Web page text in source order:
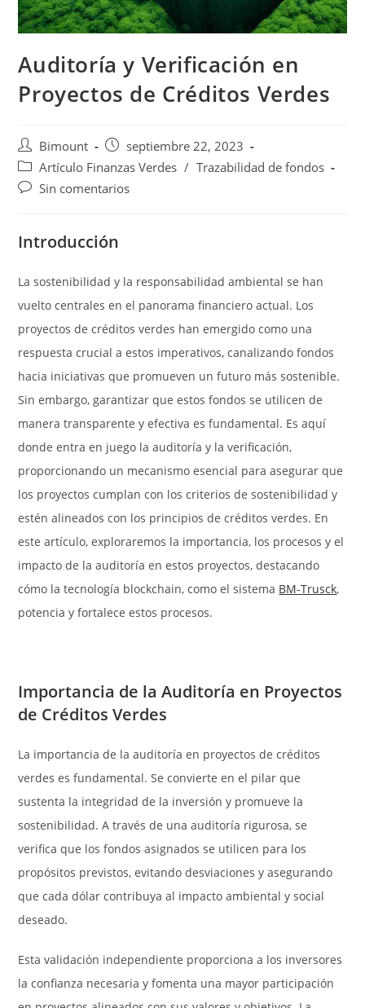
Auditoría y Verificación en
Proyectos de Créditos Verdes
Autor
de
la
entrada:
Bimount
Publicación
de
entrada:
septiembre 22, 2023
Categoría
de
Artículo Finanzas Verdes / Trazabilidad de fondos
Comentarios
entrada:
Sin comentarios
Introducción
La sostenibilidad y la responsabilidad ambiental se han
vuelto centrales en el panorama financiero actual. Los
proyectos de créditos verdes han emergido como una
respuesta crucial a estos imperativos, canalizando fondos
hacia iniciativas que promueven un futuro más sostenible.
Sin embargo, garantizar que estos fondos se utilicen de
manera transparente y efectiva es fundamental. Es aquí
donde entra en juego la auditoría y la verificación,
proporcionando un mecanismo esencial para asegurar que
los proyectos cumplan con los criterios de sostenibilidad y
estén alineados con los principios de créditos verdes. En
este artículo, exploraremos la importancia, los procesos y el
impacto de la auditoría en estos proyectos, destacando
cómo la tecnología blockchain, como el sistema BM-Trusck,
potencia y fortalece estos procesos.
Importancia de la Auditoría en Proyectos
de Créditos Verdes
La importancia de la auditoría en proyectos de créditos
verdes es fundamental. Se convierte en el pilar que
sustenta la integridad de la inversión y promueve la
sostenibilidad. A través de una auditoría rigurosa, se
verifica que los fondos asignados se utilicen para los
propósitos previstos, evitando desviaciones y asegurando
que cada dólar contribuya al impacto ambiental y social
deseado.
Esta validación independiente proporciona a los inversores
la confianza necesaria y fomenta una mayor participación